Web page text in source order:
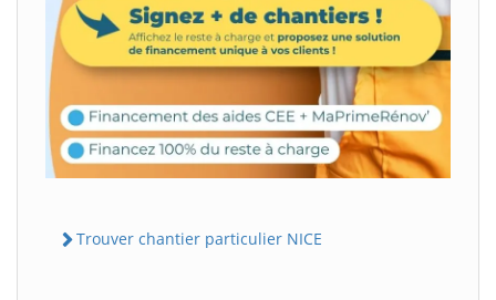
Trouver chantier particulier NICE